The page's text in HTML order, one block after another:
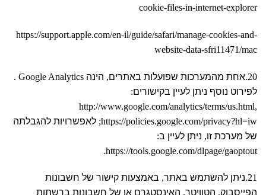
cookie-files-in-internet-explorer
https://support.apple.com/en-il/guide/safari/manage-cookies-and-
website-data-sfri11471/mac
20. אחת מהמערכות שפועלות באתרים, הינה Google Analytics .
לפירוט נוסף ניתן לעיין בקישורים:
http://www.google.com/analytics/terms/us.html,
https://policies.google.com/privacy?hl=iw; לאפשרויות להגבלתה
של מערכת זו, ניתן לעיין ב:
https://tools.google.com/dlpage/gaoptout.
21. ניתן להשתמש באתר, באמצעות קישור של חשבונות
הפייסבוק, הטוויטר, האינסטגרם או של חשבונות ברשתות